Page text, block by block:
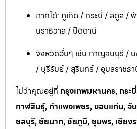
ภาคใต้: ภูเก็ต / กระบี่ / สตูล /
นราธิวาส / ปัตตานี
จังหวัดอื่นๆ เช่น กาญจนบุรี /
/ บุรีรัมย์ / สุรินทร์ / อุบลราชธ
ไม่ว่าคุณอยู่ที่ กรุงเทพมหานคร, กร
กาฬสินธุ์, กำแพงเพชร, ขอนแก่น, จัน
ชลบุรี, ชัยนาท, ชัยภูมิ, ชุมพร, เชียง